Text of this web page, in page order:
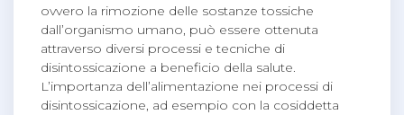
ovvero la rimozione delle sostanze tossiche
dall’organismo umano, può essere ottenuta
attraverso diversi processi e tecniche di
disintossicazione a beneficio della salute.
L’importanza dell’alimentazione nei processi di
disintossicazione, ad esempio con la cosiddetta